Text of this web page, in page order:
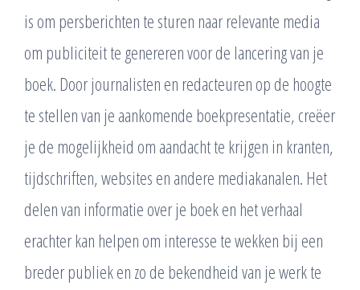
is om persberichten te sturen naar relevante media
om publiciteit te genereren voor de lancering van je
boek. Door journalisten en redacteuren op de hoogte
te stellen van je aankomende boekpresentatie, creëer
je de mogelijkheid om aandacht te krijgen in kranten,
tijdschriften, websites en andere mediakanalen. Het
delen van informatie over je boek en het verhaal
erachter kan helpen om interesse te wekken bij een
breder publiek en zo de bekendheid van je werk te